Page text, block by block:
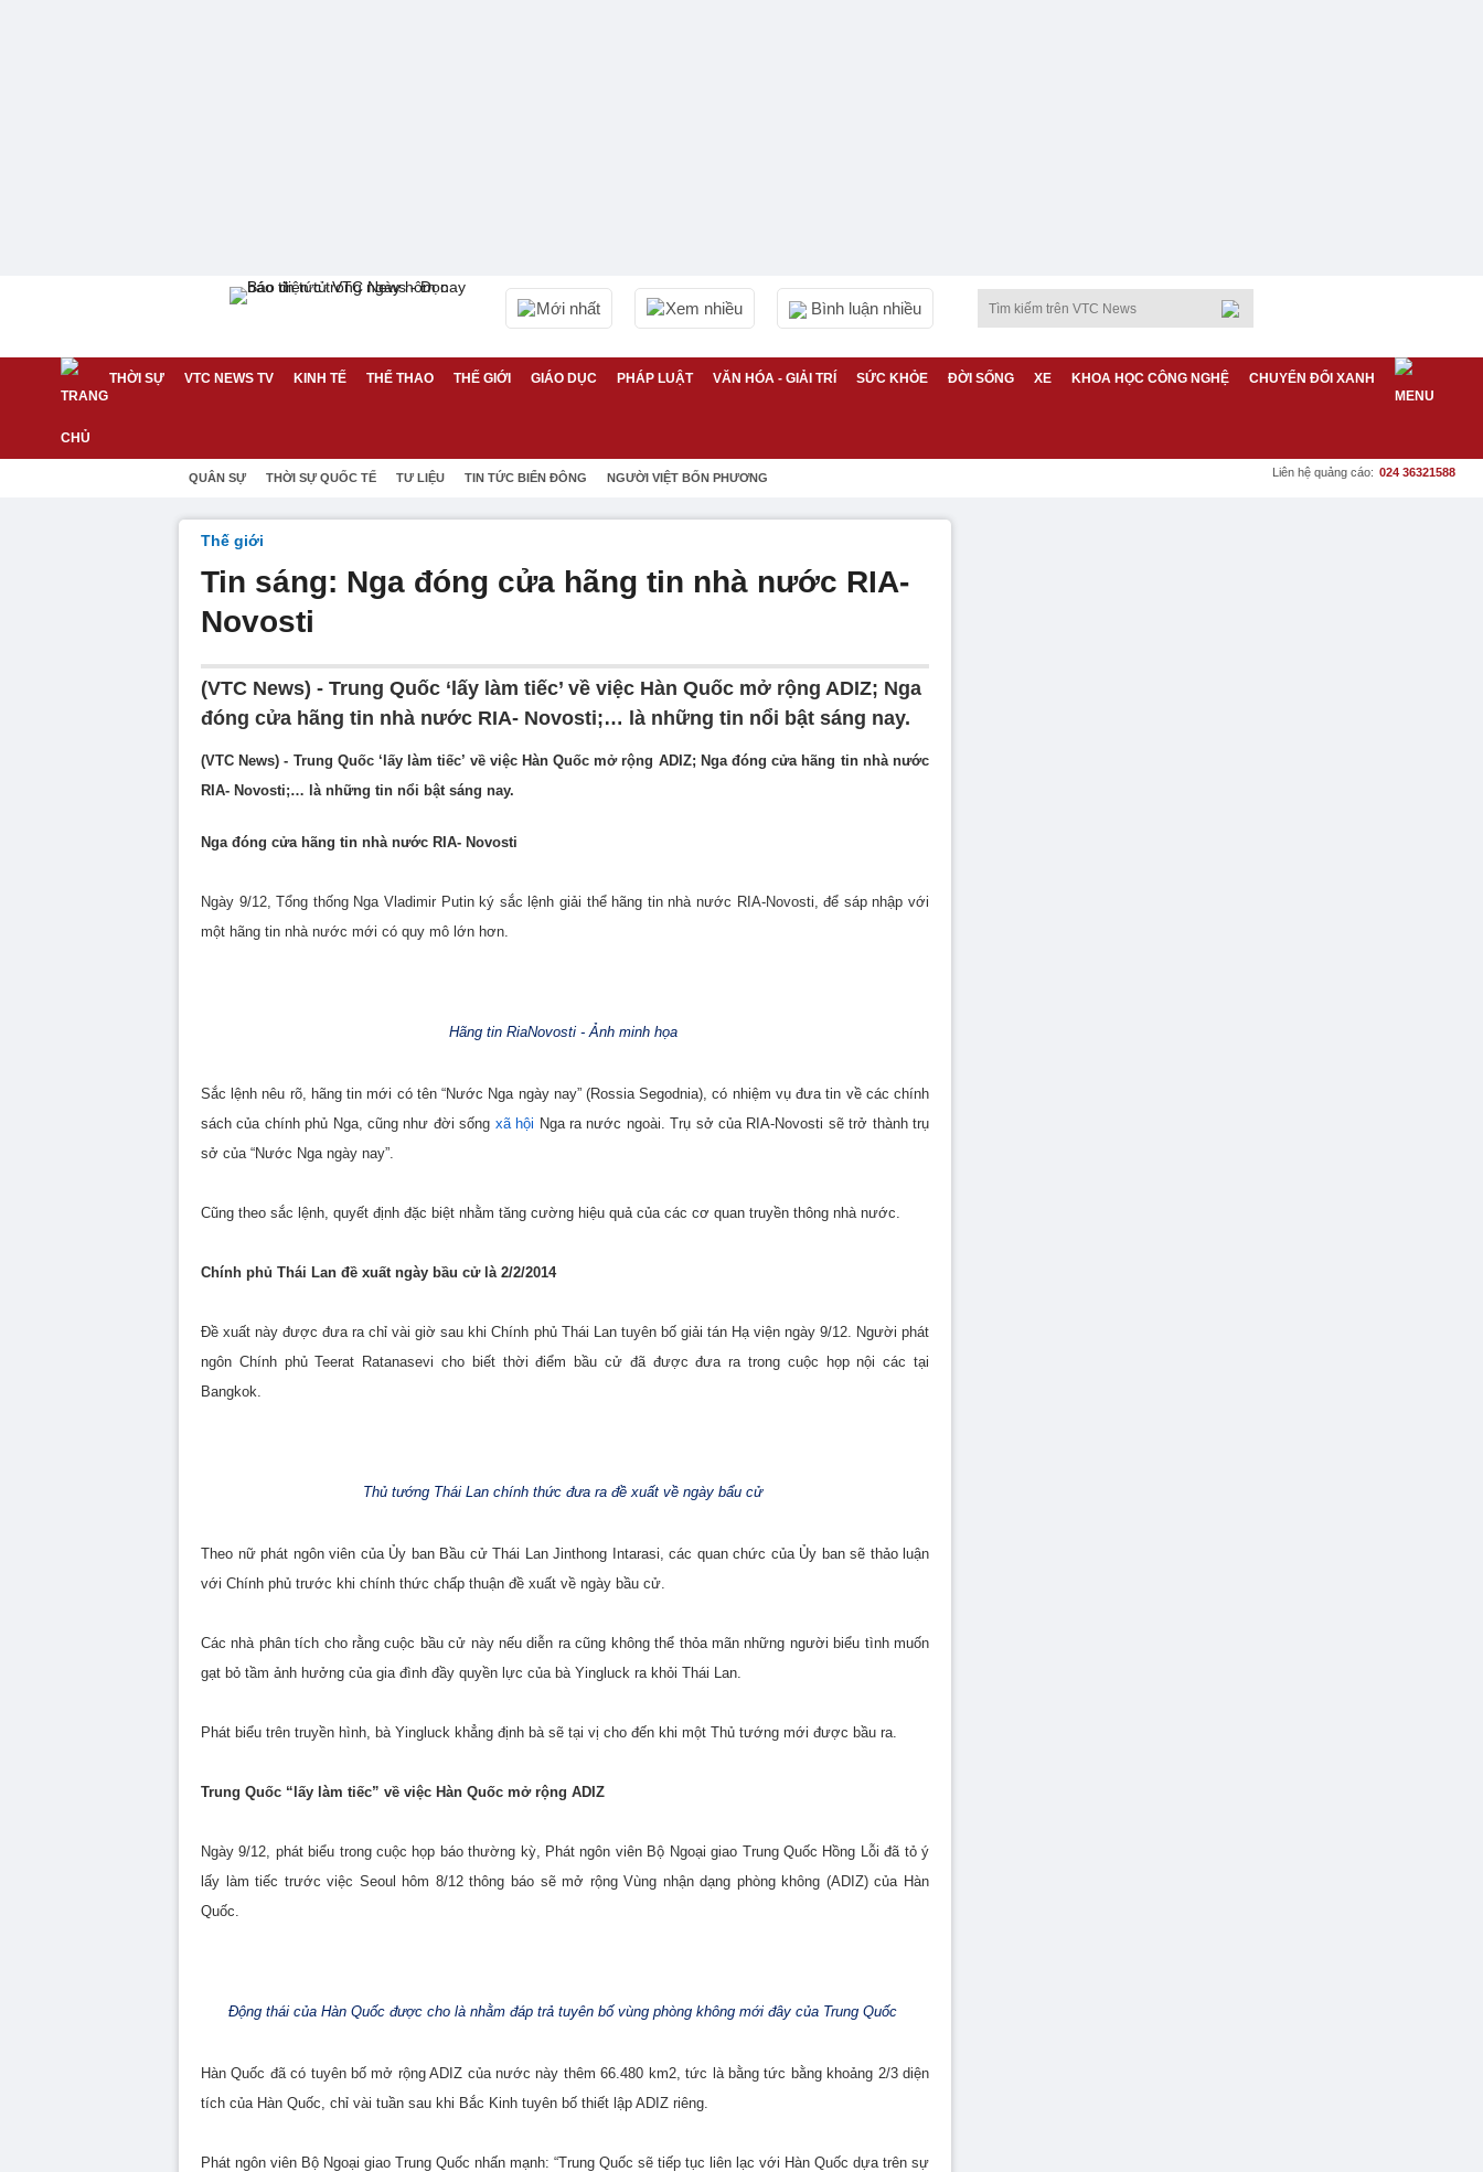
Mới nhất Xem nhiều Bình luận nhiều
THỜI SỰ VTC NEWS TV KINH TẾ THỂ THAO THẾ GIỚI GIÁO DỤC PHÁP LUẬT VĂN HÓA - GIẢI TRÍ SỨC KHỎE ĐỜI SỐNG XE KHOA HỌC CÔNG NGHỆ CHUYỂN ĐỔI XANH
QUÂN SỰ THỜI SỰ QUỐC TẾ TƯ LIỆU TIN TỨC BIỂN ĐÔNG NGƯỜI VIỆT BỐN PHƯƠNG Liên hệ quảng cáo: 024 36321588
Thế giới
Tin sáng: Nga đóng cửa hãng tin nhà nước RIA-
Novosti
(VTC News) - Trung Quốc ‘lấy làm tiếc’ về việc Hàn Quốc mở rộng ADIZ; Nga
đóng cửa hãng tin nhà nước RIA- Novosti;… là những tin nổi bật sáng nay.
(VTC News) - Trung Quốc ‘lấy làm tiếc’ về việc Hàn Quốc mở rộng ADIZ; Nga đóng cửa hãng tin nhà nước
RIA- Novosti;… là những tin nổi bật sáng nay.
Nga đóng cửa hãng tin nhà nước RIA- Novosti
Ngày 9/12, Tổng thống Nga Vladimir Putin ký sắc lệnh giải thể hãng tin nhà nước RIA-Novosti, để sáp nhập với
một hãng tin nhà nước mới có quy mô lớn hơn.
Hãng tin RiaNovosti - Ảnh minh họa
Sắc lệnh nêu rõ, hãng tin mới có tên “Nước Nga ngày nay” (Rossia Segodnia), có nhiệm vụ đưa tin về các chính
sách của chính phủ Nga, cũng như đời sống xã hội Nga ra nước ngoài. Trụ sở của RIA-Novosti sẽ trở thành trụ
sở của “Nước Nga ngày nay”.
Cũng theo sắc lệnh, quyết định đặc biệt nhằm tăng cường hiệu quả của các cơ quan truyền thông nhà nước.
Chính phủ Thái Lan đề xuất ngày bầu cử là 2/2/2014
Đề xuất này được đưa ra chỉ vài giờ sau khi Chính phủ Thái Lan tuyên bố giải tán Hạ viện ngày 9/12. Người phát
ngôn Chính phủ Teerat Ratanasevi cho biết thời điểm bầu cử đã được đưa ra trong cuộc họp nội các tại
Bangkok.
Thủ tướng Thái Lan chính thức đưa ra đề xuất về ngày bẩu cử
Theo nữ phát ngôn viên của Ủy ban Bầu cử Thái Lan Jinthong Intarasi, các quan chức của Ủy ban sẽ thảo luận
với Chính phủ trước khi chính thức chấp thuận đề xuất về ngày bầu cử.
Các nhà phân tích cho rằng cuộc bầu cử này nếu diễn ra cũng không thể thỏa mãn những người biểu tình muốn
gạt bỏ tầm ảnh hưởng của gia đình đầy quyền lực của bà Yingluck ra khỏi Thái Lan.
Phát biểu trên truyền hình, bà Yingluck khẳng định bà sẽ tại vị cho đến khi một Thủ tướng mới được bầu ra.
Trung Quốc “lấy làm tiếc” về việc Hàn Quốc mở rộng ADIZ
Ngày 9/12, phát biểu trong cuộc họp báo thường kỳ, Phát ngôn viên Bộ Ngoại giao Trung Quốc Hồng Lỗi đã tỏ ý
lấy làm tiếc trước việc Seoul hôm 8/12 thông báo sẽ mở rộng Vùng nhận dạng phòng không (ADIZ) của Hàn
Quốc.
Động thái của Hàn Quốc được cho là nhằm đáp trả tuyên bố vùng phòng không mới đây của Trung Quốc
Hàn Quốc đã có tuyên bố mở rộng ADIZ của nước này thêm 66.480 km2, tức là bằng tức bằng khoảng 2/3 diện
tích của Hàn Quốc, chỉ vài tuần sau khi Bắc Kinh tuyên bố thiết lập ADIZ riêng.
Phát ngôn viên Bộ Ngoại giao Trung Quốc nhấn mạnh: “Trung Quốc sẽ tiếp tục liên lạc với Hàn Quốc dựa trên sự